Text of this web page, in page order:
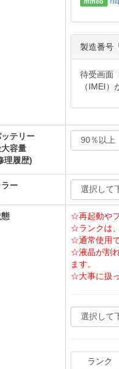
製造番号
待受画面
（IMEI）
テリー
容量
理履歴)
ラー
☆再起動や
☆ランクは
☆通常使用
☆液晶が割
ます。
☆大事に扱
ランク